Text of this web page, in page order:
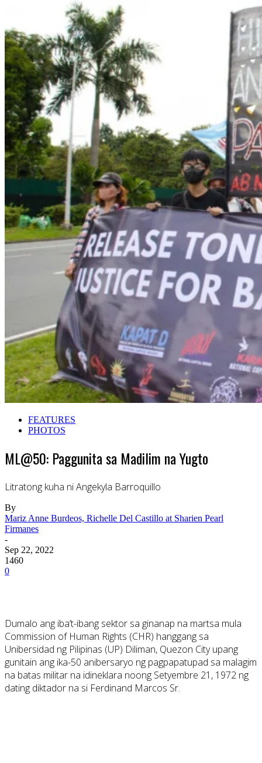
FEATURES
PHOTOS
ML@50: Paggunita sa Madilim na Yugto
Litratong kuha ni Angekyla Barroquillo
By
Mariz Anne Burdeos, Richelle Del Castillo at Sharien Pearl
Firmanes
-
Sep 22, 2022
1460
0
Dumalo ang iba’t-ibang sektor sa ginanap na martsa mula
Commission of Human Rights (CHR) hanggang sa
Unibersidad ng Pilipinas (UP) Diliman, Quezon City upang
gunitain ang ika-50 anibersaryo ng pagpapatupad sa malagim
na batas militar na idineklara noong Setyembre 21, 1972 ng
dating diktador na si Ferdinand Marcos Sr.